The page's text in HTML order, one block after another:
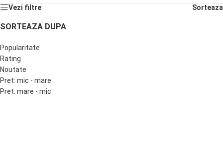
Vezi filtre Sorteaza
SORTEAZA DUPA
Popularitate
Rating
Noutate
Pret: mic - mare
Pret: mare - mic